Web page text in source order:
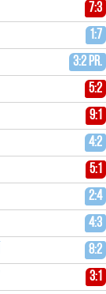
7:3
1:7
3:2 pr.
5:2
9:1
4:2
5:1
2:4
4:3
8:2
3:1